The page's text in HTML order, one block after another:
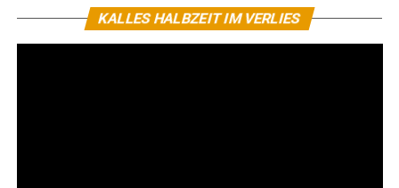
KALLES HALBZEIT IM VERLIES